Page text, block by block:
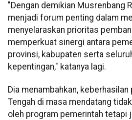
"Dengan demikian Musrenbang
menjadi forum penting dalam
menyelaraskan prioritas
memperkuat sinergi antara
provinsi, kabupaten serta
kepentingan," katanya lagi.
Dia menambahkan,
Tengah di masa mendatang
oleh program pemerintah tetapi